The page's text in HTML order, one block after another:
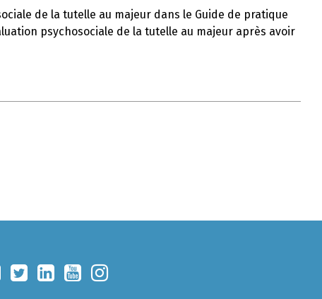
de la tutelle au majeur dans le Guide de pratique
psychosociale de la tutelle au majeur après avoir